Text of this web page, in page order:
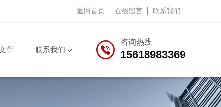
返回首页 在线留言 联系我们
咨询热线
15618983369
章 联系我们